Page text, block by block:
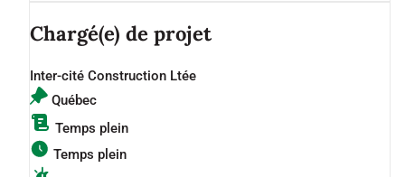
Chargé(e) de projet
Inter-cité Construction Ltée
Québec
Temps plein
Temps plein